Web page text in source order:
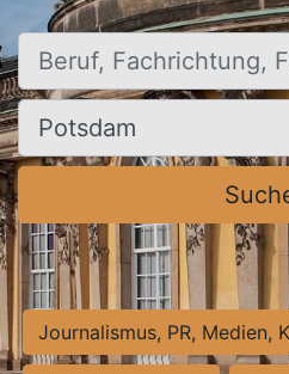
Beruf, Fachrichtung, Firma
Ort, Stadt
Journalismus, PR, Medien,